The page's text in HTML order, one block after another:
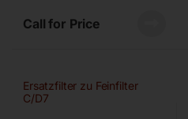
Call for Price
Ersatzfilter zu Feinfilter
C/D7